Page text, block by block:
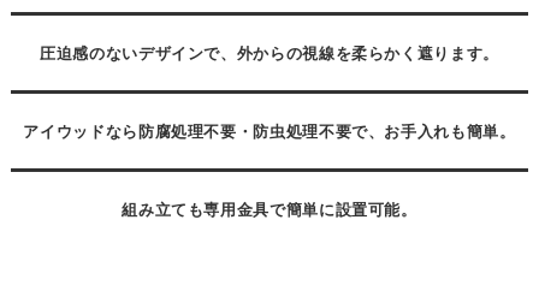
圧迫感のないデザインで、外からの視線を柔らかく遮ります。
アイウッドなら防腐処理不要・防虫処理不要で、お手入れも簡単。
組み立ても専用金具で簡単に設置可能。